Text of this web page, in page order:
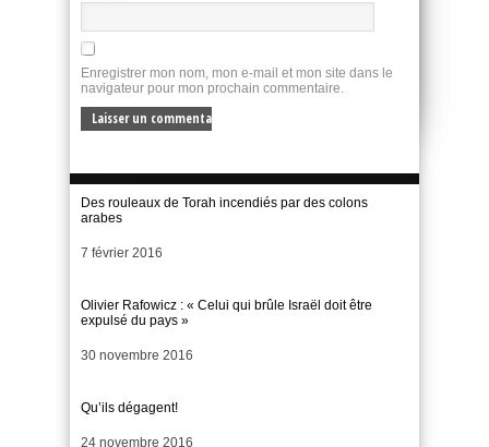
Enregistrer mon nom, mon e-mail et mon site dans le
navigateur pour mon prochain commentaire.
Des rouleaux de Torah incendiés par des colons
arabes
Date
7 février 2016
Olivier Rafowicz : « Celui qui brûle Israël doit être
expulsé du pays »
Date
30 novembre 2016
Qu’ils dégagent!
Date
24 novembre 2016